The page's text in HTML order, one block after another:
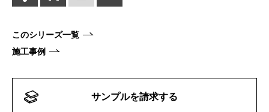
このシリーズ一覧
施工事例
サンプルを請求する